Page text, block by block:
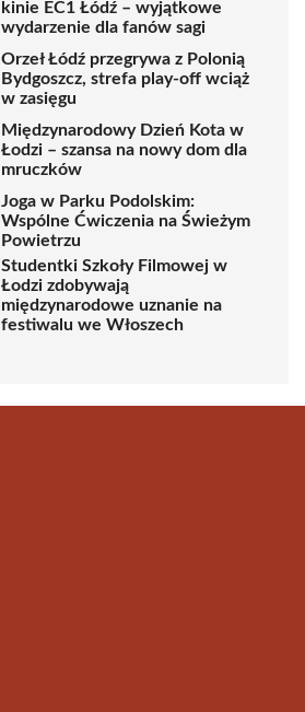
kinie EC1 Łódź – wyjątkowe
wydarzenie dla fanów sagi
Orzeł Łódź przegrywa z Polonią
Bydgoszcz, strefa play-off wciąż
w zasięgu
Międzynarodowy Dzień Kota w
Łodzi – szansa na nowy dom dla
mruczków
Joga w Parku Podolskim:
Wspólne Ćwiczenia na Świeżym
Powietrzu
Studentki Szkoły Filmowej w
Łodzi zdobywają
międzynarodowe uznanie na
festiwalu we Włoszech